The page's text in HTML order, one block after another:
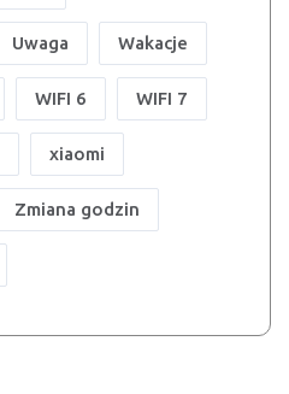
Uwaga Wakacje
WIFI 6 WIFI 7
xiaomi
Zmiana godzin